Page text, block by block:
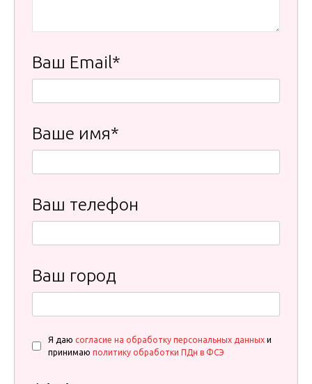
Ваш Email*
Ваше имя*
Ваш телефон
Ваш город
Я даю согласие на обработку персональных данных и
принимаю политику обработки ПДн в ФСЭ